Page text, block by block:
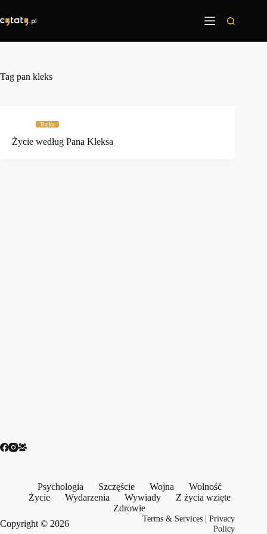
treści
Tag pan kleks
Bajka
Życie według Pana Kleksa
Psychologia Szczęście Wojna
Wolność
Życie
Wydarzenia Wywiady
Z życia wzięte
Zdrowie
Copyright © 2026
Terms & Services |Privacy
Policy